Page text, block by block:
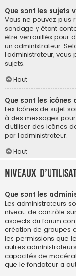
Que sont les sujets
Vous ne pouvez plus
sondage y étant
être verrouillés pour
un administrateur.
l’administrateur,
sujets.
Haut
Que sont les icônes
Les icônes de sujet
à des messages
d’utiliser des icônes
par l’administrateur.
Haut
Niveaux
Que sont les
Les administrateurs
niveau de contrôle
aspects du forum
création de groupes
les permissions que
autres
capacités de
que le fondateur a